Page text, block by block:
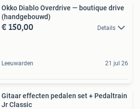
Okko Diablo Overdrive — boutique drive
(handgebouwd)
€ 150,00 Details
Leeuwarden 21 jul 26
Gitaar effecten pedalen set + Pedaltrain
Jr Classic